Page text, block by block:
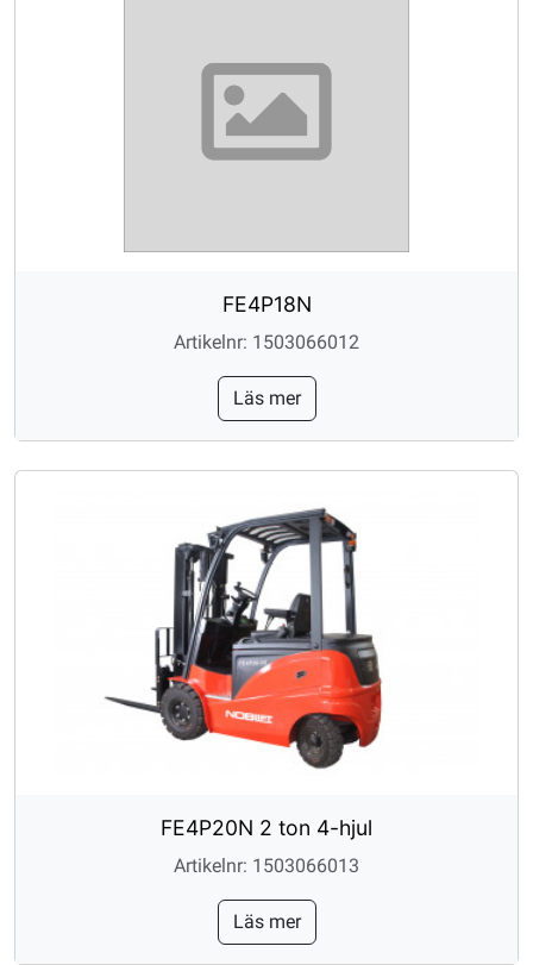
FE4P18N
Artikelnr: 1503066012
Läs mer
FE4P20N 2 ton 4-hjul
Artikelnr: 1503066013
Läs mer